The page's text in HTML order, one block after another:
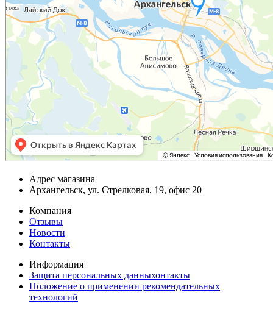
Адрес магазина
Архангельск, ул. Стрелковая, 19, офис 20
Компания
Отзывы
Новости
Контакты
Информация
Защита персональных данныхонтакты
Положение о применении рекомендательных
технологий